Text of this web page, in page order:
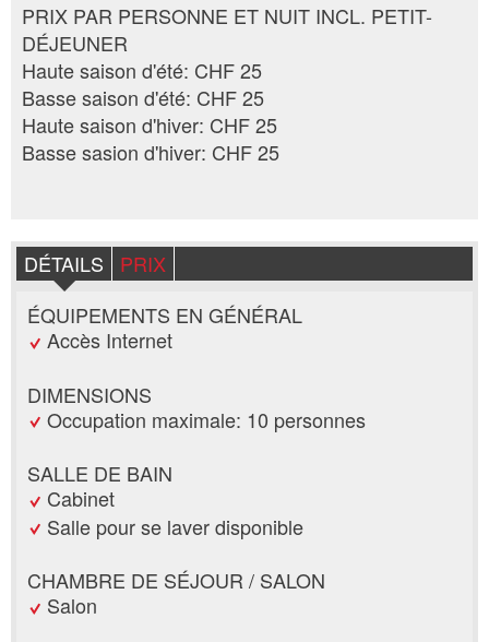
PRIX PAR PERSONNE ET NUIT INCL. PETIT-
DÉJEUNER
Haute saison d'été: CHF 25
Basse saison d'été: CHF 25
Haute saison d'hiver: CHF 25
Basse sasion d'hiver: CHF 25
DÉTAILS
PRIX
ÉQUIPEMENTS EN GÉNÉRAL
Accès Internet
DIMENSIONS
Occupation maximale: 10 personnes
SALLE DE BAIN
Cabinet
Salle pour se laver disponible
CHAMBRE DE SÉJOUR / SALON
Salon